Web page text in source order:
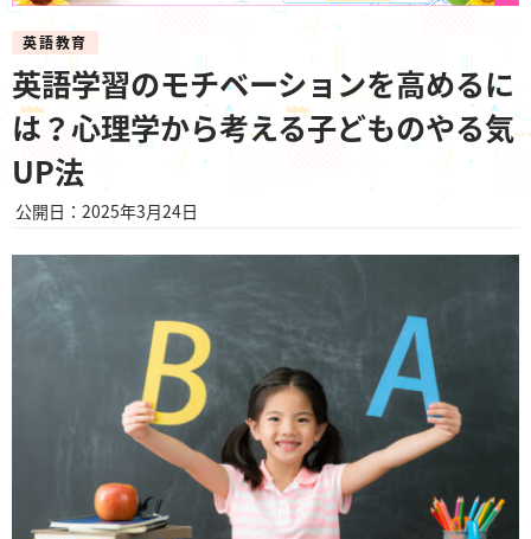
英語教育
英語学習のモチベーションを高めるに
は？心理学から考える子どものやる気
UP法
公開日：2025年3月24日